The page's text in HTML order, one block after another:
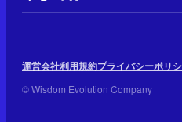
運営会社利用規約プライバシーポリ
© Wisdom Evolution Company